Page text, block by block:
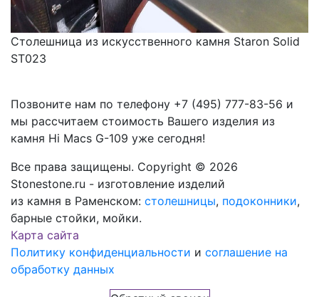
Столешница из искусственного камня Staron Solid
ST023
Позвоните нам по телефону +7 (495) 777-83-56 и
мы рассчитаем стоимость Вашего изделия из
камня Hi Macs G-109 уже сегодня!
Все права защищены. Copyright © 2026
Stonestone.ru - изготовление изделий
из камня в Раменском: столешницы, подоконники,
барные стойки, мойки.
Карта сайта
Политику конфиденциальности и соглашение на
обработку данных